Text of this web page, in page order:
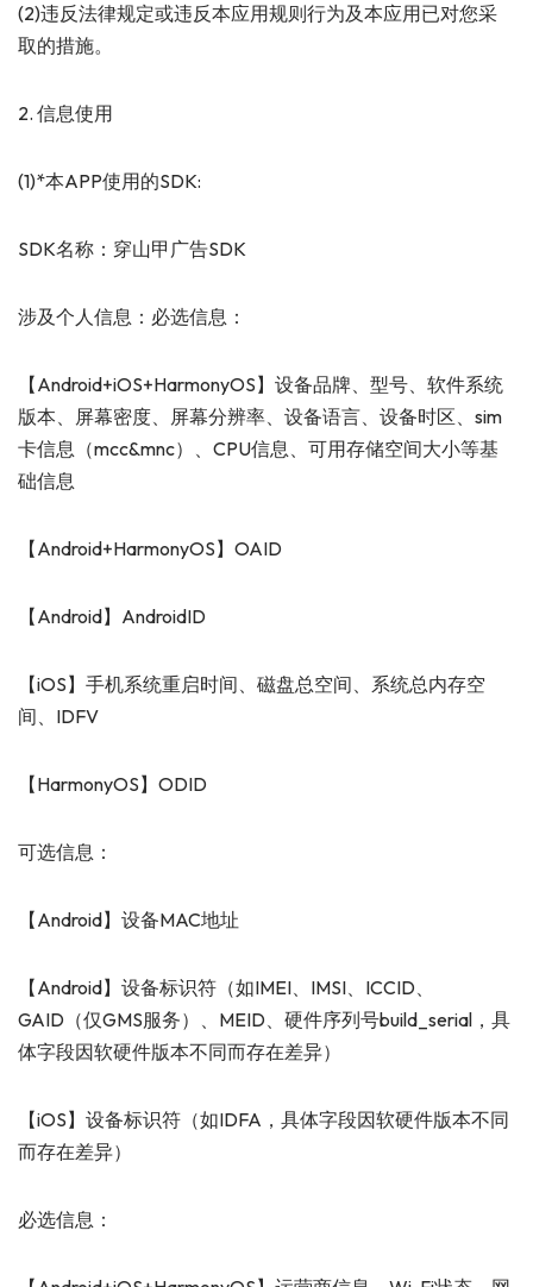
(2)违反法律规定或违反本应用规则行为及本应用已对您采
取的措施。
2. 信息使用
(1)*本APP使用的SDK:
SDK名称：穿山甲广告SDK
涉及个人信息：必选信息：
【Android+iOS+HarmonyOS】设备品牌、型号、软件系统
版本、屏幕密度、屏幕分辨率、设备语言、设备时区、sim
卡信息（mcc&mnc）、CPU信息、可用存储空间大小等基
础信息
【Android+HarmonyOS】OAID
【Android】AndroidID
【iOS】手机系统重启时间、磁盘总空间、系统总内存空
间、IDFV
【HarmonyOS】ODID
可选信息：
【Android】设备MAC地址
【Android】设备标识符（如IMEI、IMSI、ICCID、
GAID（仅GMS服务）、MEID、硬件序列号build_serial，具
体字段因软硬件版本不同而存在差异）
【iOS】设备标识符（如IDFA，具体字段因软硬件版本不同
而存在差异）
必选信息：